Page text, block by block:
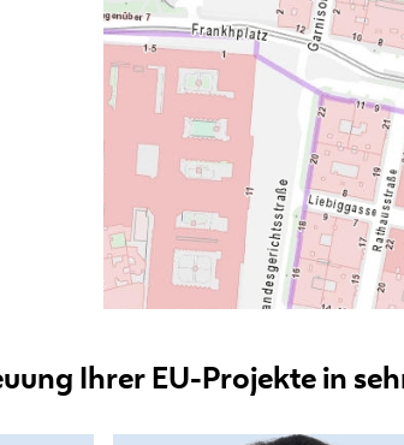
Ihrer EU-Projekte in